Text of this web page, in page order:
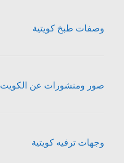
وصفات طبخ كويتية
صور ومنشورات عن الكويت
وجهات ترفيه كويتية